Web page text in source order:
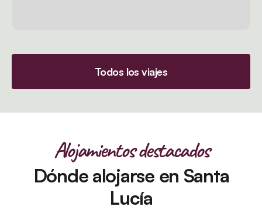
Todos los viajes
Alojamientos destacados
Dónde alojarse en Santa
Lucía